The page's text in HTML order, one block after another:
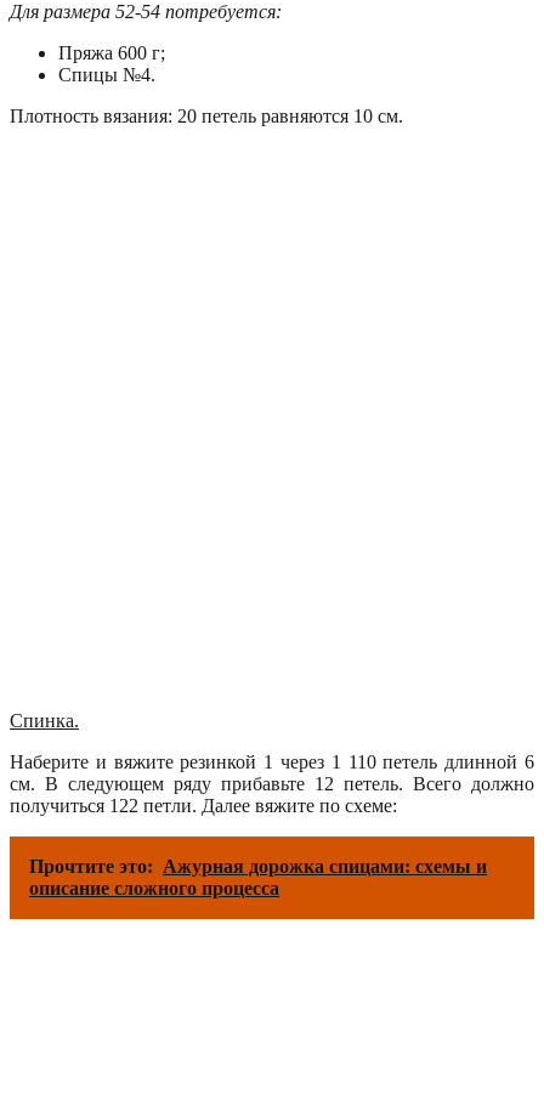
Для размера 52-54 потребуется:
Пряжа 600 г;
Спицы №4.
Плотность вязания: 20 петель равняются 10 см.
Спинка.
Наберите и вяжите резинкой 1 через 1 110 петель длинной 6
см. В следующем ряду прибавьте 12 петель. Всего должно
получиться 122 петли. Далее вяжите по схеме:
Прочтите это: Ажурная дорожка спицами: схемы и
описание сложного процесса